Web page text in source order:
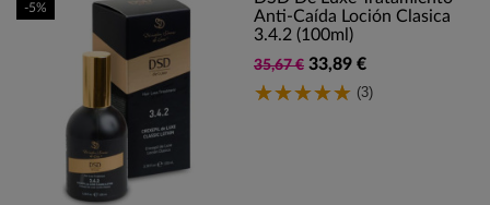
Anti-Caída Loción Clasica
3.4.2 (100ml)
35,67 € 33,89 €
(3)
-5%